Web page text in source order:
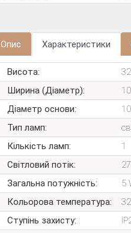
Опис Характеристики
Висота:
Ширина (Діаметр):
Діаметр основи:
Тип ламп:
Кількість ламп:
1
Світловий потік:
Загальна потужність:
5
Кольорова температура:
Ступінь захисту: